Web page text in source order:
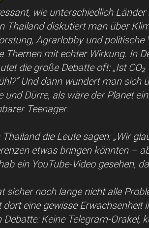
wie unterschiedlich
Thailand diskutiert man über
Agrarlobby und politische
Themen mit echter Wirkung. In
die große Debatte oft: „Ist
Und dann wundert man sich
und Dürre, als wäre der Planet ein
Teenager.
Thailand die Leute sagen: „Wir
etwas bringen könnten –
ein YouTube-Video gesehen,
sicher noch lange nicht alle
dort eine gewisse Erwachsenheit
Keine Telegram-Orakel,